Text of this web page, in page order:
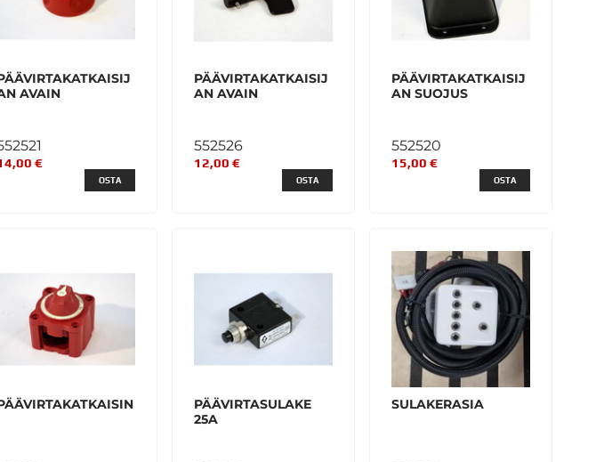
AVAIN
€
OSTA
PÄÄVIRTAKATKAISIJ
AN AVAIN
552526
12,00 €
OSTA
PÄÄVIRTAKATKAISIJ
AN SUOJUS
552520
15,00 €
OSTA
PÄÄVIRTASULAKE
25A
SULAKERASIA